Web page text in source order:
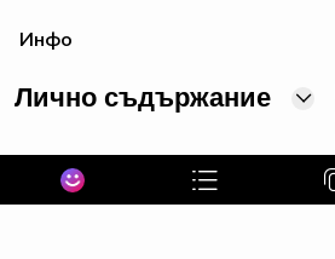
Инфо
Лично съдържание